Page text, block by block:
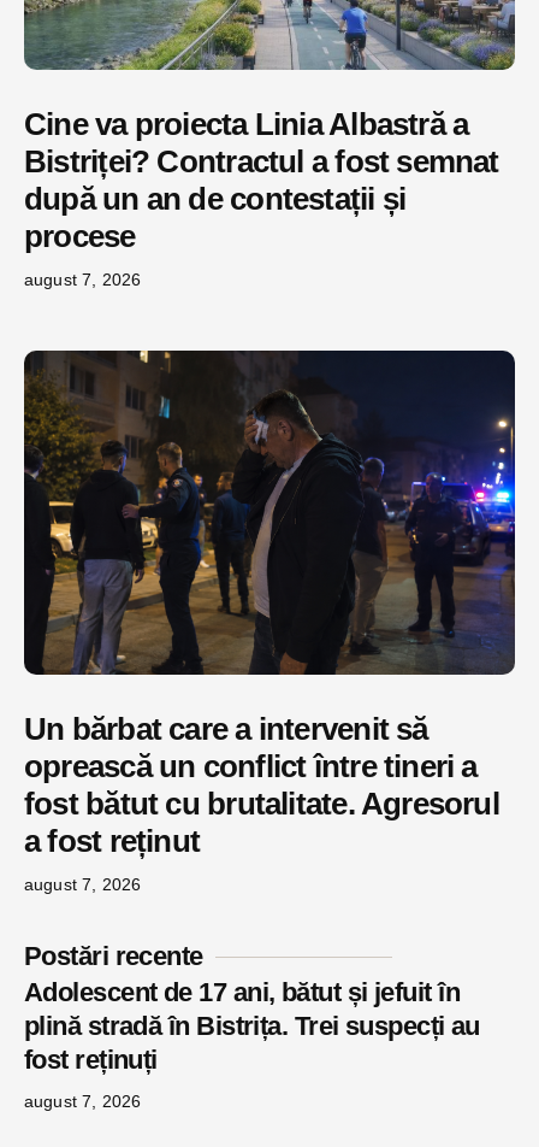
Cine va proiecta Linia Albastră a
Bistriței? Contractul a fost semnat
după un an de contestații și
procese
august 7, 2026
Un bărbat care a intervenit să
oprească un conflict între tineri a
fost bătut cu brutalitate. Agresorul
a fost reținut
august 7, 2026
Postări recente
Adolescent de 17 ani, bătut și jefuit în
plină stradă în Bistrița. Trei suspecți au
fost reținuți
august 7, 2026